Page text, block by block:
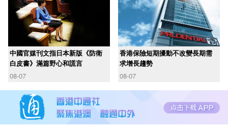
中國官媒刊文指日本新版《防衛
白皮書》滿篇野心和謊言
08-07
香港保險短期擾動不改變長期需
求增長趨勢
08-07